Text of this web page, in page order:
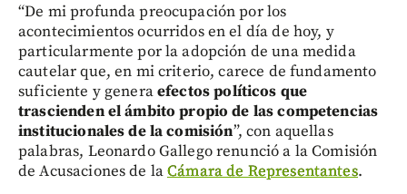
“De mi profunda preocupación por los
acontecimientos ocurridos en el día de hoy, y
particularmente por la adopción de una medida
cautelar que, en mi criterio, carece de fundamento
suficiente y generaefectos políticos que
trascienden el ámbito propio de las competencias
institucionales de la comisión”, con aquellas
palabras, Leonardo Gallego renunció a la Comisión
de Acusaciones de laCámara de Representantes.